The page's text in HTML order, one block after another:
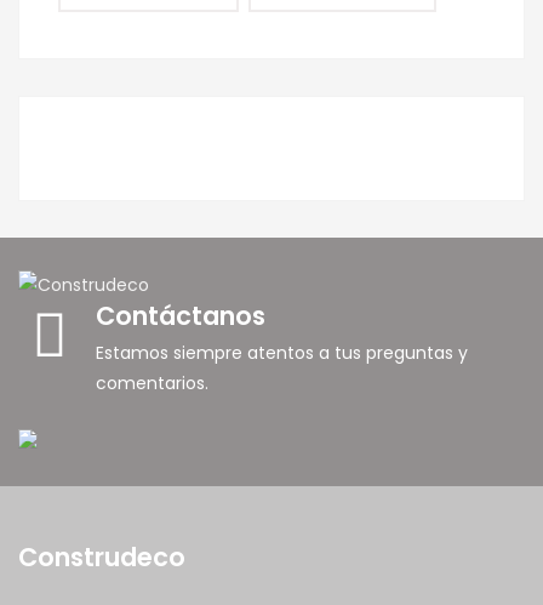
Contáctanos
Estamos siempre atentos a tus preguntas y
comentarios.
Construdeco